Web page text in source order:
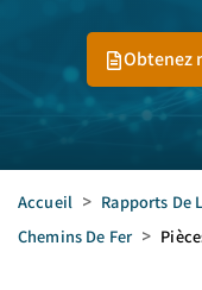
Obtenez
Accueil > Rapports De
Chemins De Fer >